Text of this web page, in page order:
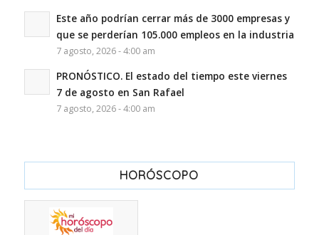
Este año podrían cerrar más de 3000 empresas y
que se perderían 105.000 empleos en la industria
7 agosto, 2026 - 4:00 am
PRONÓSTICO. El estado del tiempo este viernes
7 de agosto en San Rafael
7 agosto, 2026 - 4:00 am
HORÓSCOPO